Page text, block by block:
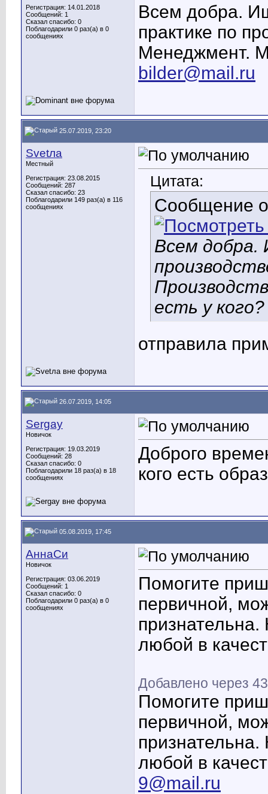
Регистрация: 14.01.2018
Сообщений: 1
Сказал спасибо: 0
Поблагодарили 0 раз(а) в 0
сообщениях
Всем добра.
практике по
Менеджмент.
bilder@mail.ru
25.07.2019, 23:20
Svetла
Местный
Регистрация: 23.08.2015
Сообщений: 287
Сказал спасибо: 23
Поблагодарили 149 раз(а) в 116
сообщениях
Цитата:
Сообщение
Всем добра.
есть у
отправила
26.07.2019, 14:05
Sergay
Новичок
Регистрация: 19.03.2019
Сообщений: 28
Сказал спасибо: 0
Поблагодарили 18 раз(а) в 18
сообщениях
Доброго
кого есть
05.08.2019, 17:45
АннаСи
Новичок
Регистрация: 03.06.2019
Сообщений: 1
Сказал спасибо: 0
Поблагодарили 0 раз(а) в 0
сообщениях
Помогите
первичной,
любой в
Добавлено через
Помогите
первичной,
любой в
9@mail.ru